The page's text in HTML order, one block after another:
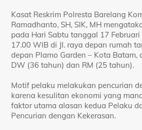
Kasat Reskrim Polresta Barelang
Ramadhanto, SH, SIK, MH
pada Hari Sabtu tanggal 17
17.00 WIB di Jl. raya depan rumah
depan Plamo Garden – Kota Batam,
DW (36 tahun) dan RM (25 tahun).
Motif pelaku melakukan pencurian
karena kesulitan ekonomi yang
faktor utama alasan kedua Pelaku
Pencurian dengan Kekerasan.